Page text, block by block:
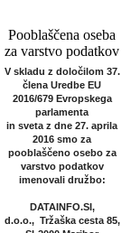
Pooblaščena oseba
za varstvo podatkov
V skladu z določilom 37.
člena Uredbe EU
2016/679 Evropskega
parlamenta
in sveta z dne 27. aprila
2016 smo za
pooblaščeno osebo za
varstvo podatkov
imenovali družbo:
DATAINFO.SI,
d.o.o., Tržaška cesta 85,